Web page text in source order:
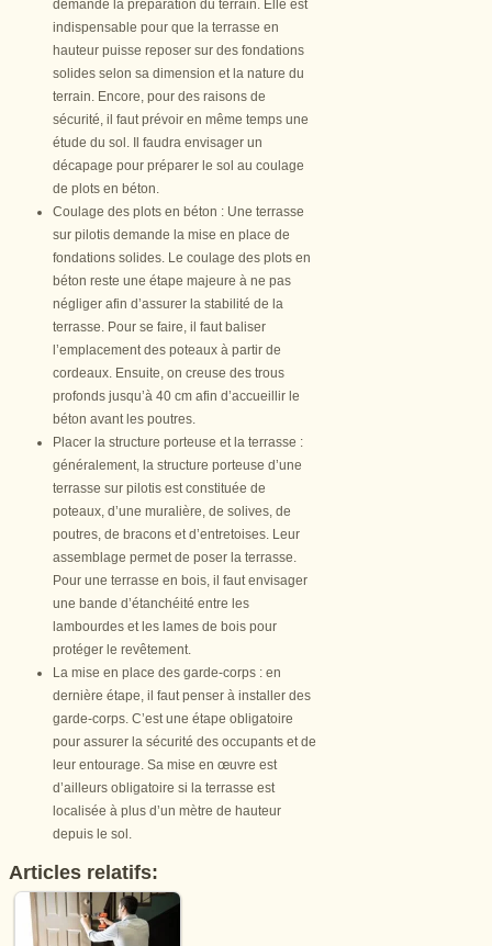
demande la préparation du terrain. Elle est
indispensable pour que la terrasse en
hauteur puisse reposer sur des fondations
solides selon sa dimension et la nature du
terrain. Encore, pour des raisons de
sécurité, il faut prévoir en même temps une
étude du sol. Il faudra envisager un
décapage pour préparer le sol au coulage
de plots en béton.
Coulage des plots en béton : Une terrasse
sur pilotis demande la mise en place de
fondations solides. Le coulage des plots en
béton reste une étape majeure à ne pas
négliger afin d’assurer la stabilité de la
terrasse. Pour se faire, il faut baliser
l’emplacement des poteaux à partir de
cordeaux. Ensuite, on creuse des trous
profonds jusqu’à 40 cm afin d’accueillir le
béton avant les poutres.
Placer la structure porteuse et la terrasse :
généralement, la structure porteuse d’une
terrasse sur pilotis est constituée de
poteaux, d’une muralière, de solives, de
poutres, de bracons et d’entretoises. Leur
assemblage permet de poser la terrasse.
Pour une terrasse en bois, il faut envisager
une bande d’étanchéité entre les
lambourdes et les lames de bois pour
protéger le revêtement.
La mise en place des garde-corps : en
dernière étape, il faut penser à installer des
garde-corps. C’est une étape obligatoire
pour assurer la sécurité des occupants et de
leur entourage. Sa mise en œuvre est
d’ailleurs obligatoire si la terrasse est
localisée à plus d’un mètre de hauteur
depuis le sol.
Articles relatifs: